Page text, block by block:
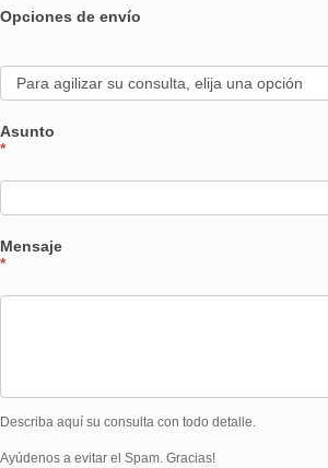
Opciones de envío
Asunto
*
Mensaje
*
Describa aquí su consulta con todo detalle.
Ayúdenos a evitar el Spam. Gracias!